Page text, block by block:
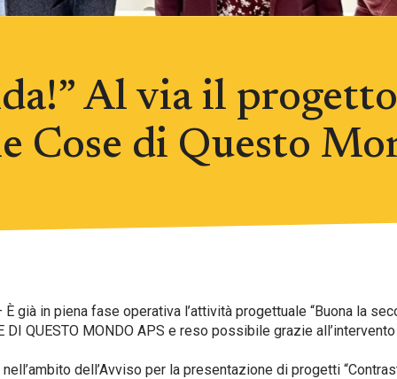
Al via il progetto
Cose di Questo
già in piena fase operativa l’attività progettuale “Buona la
DI QUESTO MONDO APS e reso possibile grazie
dell’Avviso per la presentazione di progetti